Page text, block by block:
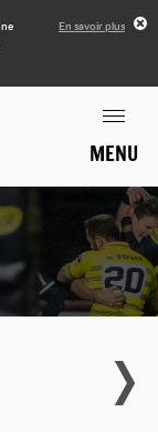
En savoir plus
MENU